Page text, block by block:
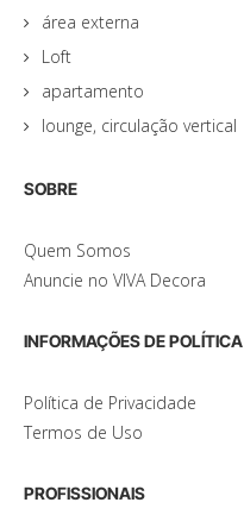
área externa
Loft
apartamento
lounge, circulação vertical
SOBRE
Quem Somos
Anuncie no VIVA Decora
INFORMAÇÕES DE POLÍTICA
Política de Privacidade
Termos de Uso
PROFISSIONAIS